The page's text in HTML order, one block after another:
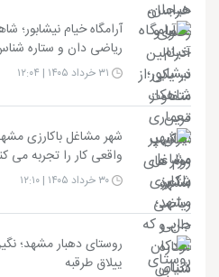
آرامگاه خیام نیشابور؛
ریاضی دان و ستاره
شهر مشاغل باکارزی
واقعی کار را تجربه می
روستای دهبار مشهد؛
ییلاق طرقبه